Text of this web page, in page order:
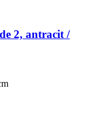
2, antracit /